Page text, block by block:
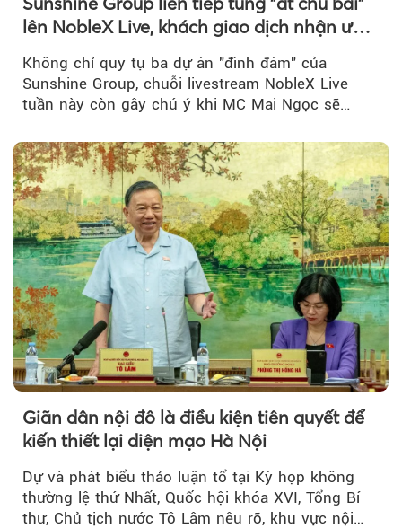
lên NobleX Live, khách giao dịch nhận ưu
Không chỉ quy tụ ba dự án "đình đám" của
Sunshine Group, chuỗi livestream NobleX Live
tuần này còn gây chú ý khi MC Mai Ngọc sẽ
Giãn dân nội đô là điều kiện tiên quyết để
kiến thiết lại diện mạo Hà Nội
Dự và phát biểu thảo luận tổ tại Kỳ họp không
thường lệ thứ Nhất, Quốc hội khóa XVI, Tổng Bí
thư, Chủ tịch nước Tô Lâm nêu rõ, khu vực nội